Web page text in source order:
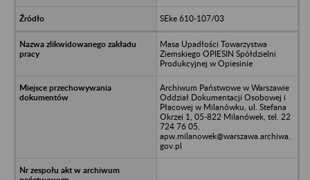
SEke 610-107/03
Masa Upadłości Towarzystwa
Ziemskiego OPIESIN Spółdzielni
Produkcyjnej w Opiesinie
Archiwum Państwowe w Warszawie
Oddział Dokumentacji Osobowej i
Płacowej w Milanówku, ul. Stefana
Okrzei 1, 05-822 Milanówek, tel. 22
724 76 05,
apw.milanowek@warszawa.archiwa.
gov.pl